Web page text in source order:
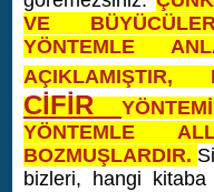
VE
YÖNTEMLE
CİFİR
YÖNTEMLE
BOZMUŞLARDIR.
bizleri, hangi kitaba